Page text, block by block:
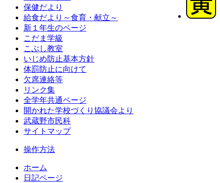
保健だより
給食だより～食育・献立～
新１年生のページ
こだま学級
こぶし教室
いじめ防止基本方針
体罰防止に向けて
欠席連絡等
リンク集
全学年共通ページ
開かれた学校づくり協議会より
武蔵野市民科
サイトマップ
操作方法
ホーム
日記ページ